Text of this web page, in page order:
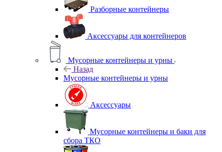
Разборные контейнеры
Аксессуары для контейнеров
Мусорные контейнеры и урны
Назад
Мусорные контейнеры и урны
Аксессуары
Мусорные контейнеры и баки для
сбора ТКО